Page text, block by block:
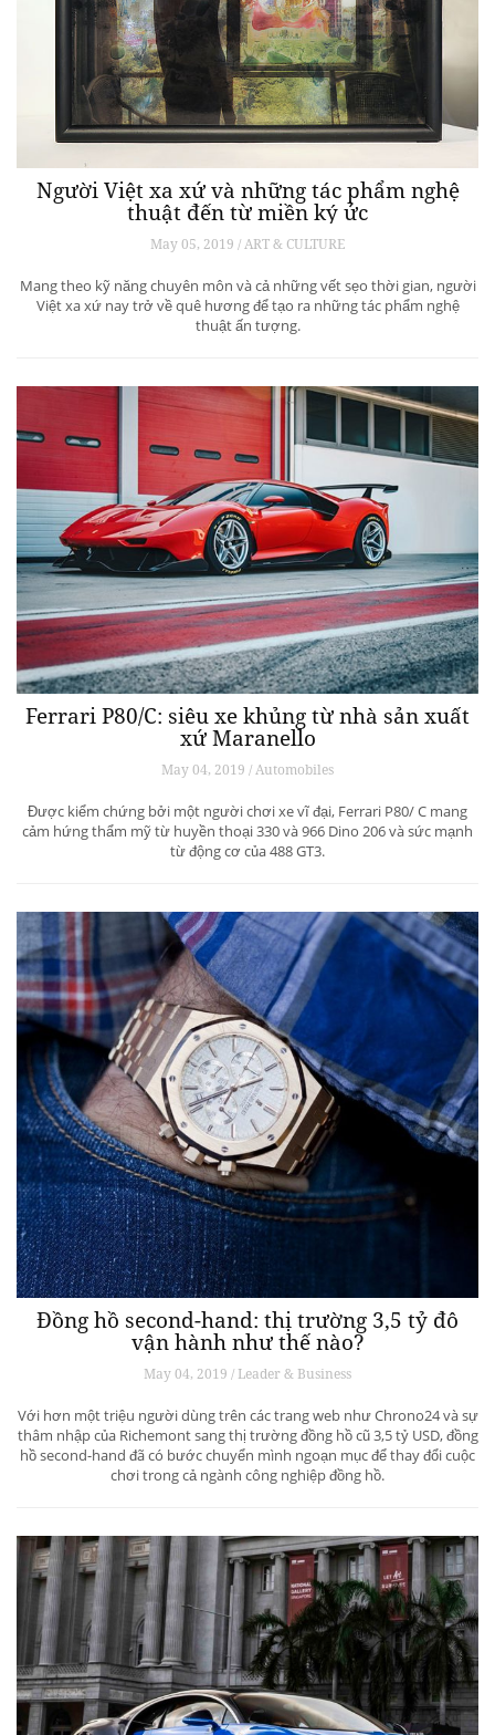
Người Việt xa xứ và những tác phẩm nghệ
thuật đến từ miền ký ức
May 05, 2019 / ART & CULTURE
Mang theo kỹ năng chuyên môn và cả những vết sẹo thời gian, người
Việt xa xứ nay trở về quê hương để tạo ra những tác phẩm nghệ
thuật ấn tượng.
Ferrari P80/C: siêu xe khủng từ ​​nhà sản xuất
xứ Maranello
May 04, 2019 / Automobiles
Được kiểm chứng bởi một người chơi xe vĩ đại, Ferrari P80/ C mang
cảm hứng thẩm mỹ từ huyền thoại 330 và 966 Dino 206 và sức mạnh
từ động cơ của 488 GT3.
Đồng hồ second-hand: thị trường 3,5 tỷ đô
vận hành như thế nào?
May 04, 2019 / Leader & Business
Với hơn một triệu người dùng trên các trang web như Chrono24 và sự
thâm nhập của Richemont sang thị trường đồng hồ cũ 3,5 tỷ USD, đồng
hồ second-hand đã có bước chuyển mình ngoạn mục để thay đổi cuộc
chơi trong cả ngành công nghiệp đồng hồ.